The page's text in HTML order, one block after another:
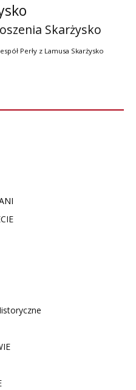
Skarżysko
Perły z Lamusa Skarżysko